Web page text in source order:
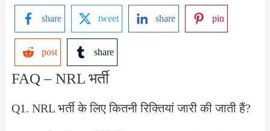
share tweet share pin
post share
FAQ – NRL भर्ती
Q1. NRL भर्ती के लिए कितनी रिक्तियां जारी की जाती हैं?